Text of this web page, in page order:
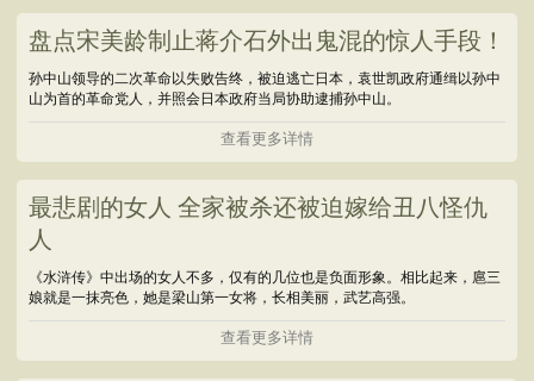
盘点宋美龄制止蒋介石外出鬼混的惊人手段！
孙中山领导的二次革命以失败告终，被迫逃亡日本，袁世凯政府通缉以孙中
山为首的革命党人，并照会日本政府当局协助逮捕孙中山。
查看更多详情
最悲剧的女人 全家被杀还被迫嫁给丑八怪仇
人
《水浒传》中出场的女人不多，仅有的几位也是负面形象。相比起来，扈三
娘就是一抹亮色，她是梁山第一女将，长相美丽，武艺高强。
查看更多详情